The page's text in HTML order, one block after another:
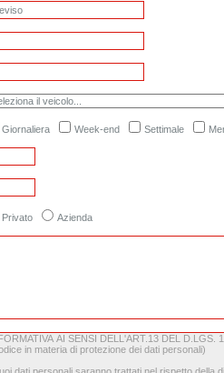
Giornaliera Week-end Settimale
Privato Azienda